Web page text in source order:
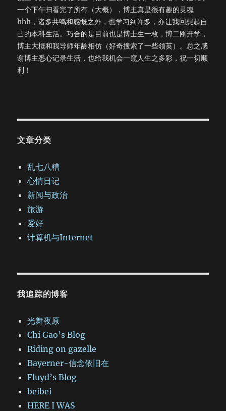
再相信 相信我自己 肤浅而荒唐的我 痛哭的人 痛哭的人 痛哭的
人 痛哭的痛哭的痛哭的 爱或者不爱 我已经无法分辨 要如何才
能够忘记 我曾许下的诺言 今夜的寒风将我心撕碎 仓皇的脚步
我不醉不归 朦胧的细雨有朦胧的美 酒再来一杯 痛哭的人 赶
快睡觉吧，已经五十个小时没有合过眼了。太痛苦了。…
一个下午扫看完了所有（大概），博主真是很有趣的灵魂
hhh，诸多共鸣和感慨之外，也学习到许多，亦让我回想起自
己的本科生活。巧合的是目前也是博士生一枚，博二刚开学，
博主大概和我导师年龄相仿（好奇搜索了一些领英）。总之感
谢博主悉心记录生活，也给我机会一窥人生之多彩，祝一切顺
利！
文章分类
乱七八糟
心情日记
新闻与政治
旅游
爱好
计算机与Internet
我追踪的博客
光舞夜原
Chi Gao’s Blog
Riding on gazelle
Bayerner-信念依旧在
Fluyd’s Blog
beibei
HERE I WAS